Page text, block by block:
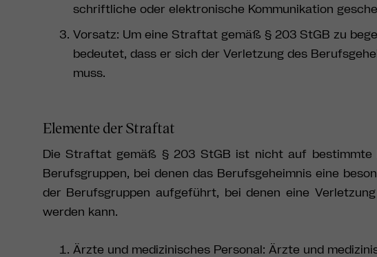
schriftliche oder elektronische Kommunikation
Vorsatz: Um eine Straftat gemäß § 203 StGB zu
bedeutet, dass er sich der Verletzung des
muss.
Elemente der Straftat
Die Straftat gemäß § 203 StGB ist nicht auf bestimmte
Berufsgruppen, bei denen das Berufsgeheimnis eine
der Berufsgruppen aufgeführt, bei denen eine
werden kann.
Ärzte und medizinisches Personal: Ärzte und